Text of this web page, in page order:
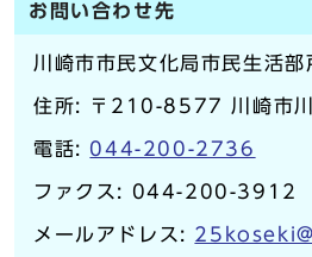
お問い合わせ先
川崎市市民文化局市民生活
住所: 〒210-8577 川崎市川
電話: 044-200-2736
ファクス: 044-200-3912
メールアドレス: